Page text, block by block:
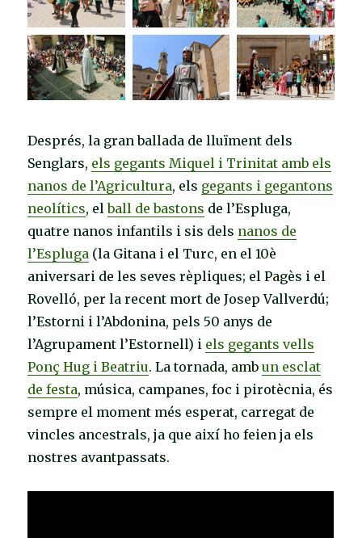
Després, la gran ballada de lluïment dels
Senglars, els gegants Miquel i Trinitat amb els
nanos de l’Agricultura, els gegants i gegantons
neolítics, elball de bastons de l’Espluga,
quatre nanos infantils i sis dels nanos de
l’Espluga (la Gitana i el Turc, en el 10è
aniversari de les seves rèpliques; el Pagès i el
Rovelló, per la recent mort de Josep Vallverdú;
l’Estorni i l’Abdonina, pels 50 anys de
l’Agrupament l’Estornell) i els gegants vells
Ponç Hug i Beatriu. La tornada, ambun esclat
de festa, música, campanes, foc i pirotècnia, és
sempre el moment més esperat, carregat de
vincles ancestrals, ja que així ho feien ja els
nostres avantpassats.